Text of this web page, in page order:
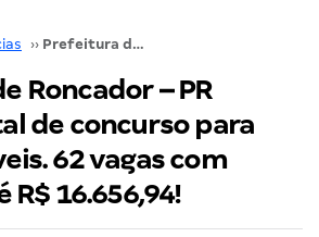
›› Prefeitura de Roncador – PR publica edital de concurso para todos os níveis. 62 vagas com inicial de até R$ 16.656,94!
Roncador – PR
de concurso para
62 vagas com
R$ 16.656,94!